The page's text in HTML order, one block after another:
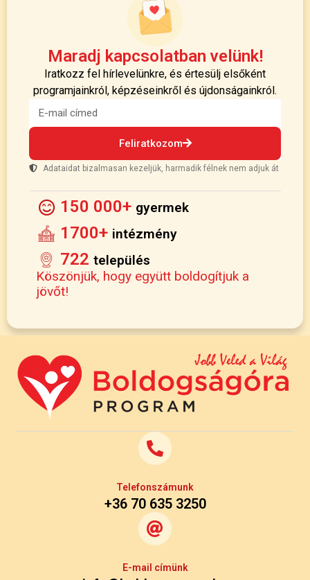
Maradj kapcsolatban velünk!
Iratkozz fel hírlevelünkre, és értesülj elsőként
programjainkról, képzéseinkről és újdonságainkról.
Feliratkozom
Adataidat bizalmasan kezeljük, harmadik félnek nem adjuk át
150 000+ gyermek
1700+ intézmény
722 település
Köszönjük, hogy együtt boldogítjuk a
jövőt!
Telefonszámunk
+36 70 635 3250
E-mail címünk